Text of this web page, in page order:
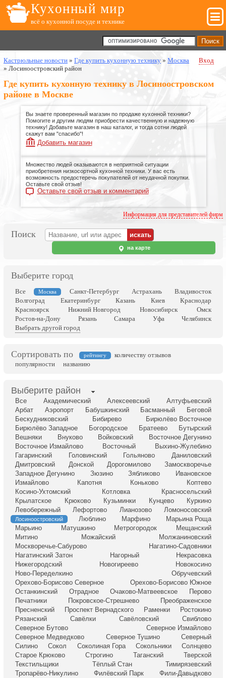
Кухонный мир
всё о кухонной посуде и технике
Кастрюльные новости » Где купить кухонную технику » Москва
» Лосиноостровский район
Вход
Где купить кухонную технику в Лосиноостровском
районе в Москве
Вы знаете проверенный магазин по продаже кухонной техники?
Помогите и другим людям приобрести качественную и надежную
технику! Добавьте магазин в наш каталог, и тогда сотни людей
скажут вам "спасибо"!
Добавить магазин
Множество людей оказываются в неприятной ситуации
приобретения низкосортной кухонной техники. У вас есть
возможность предостеречь покупателей от неудачной покупки.
Оставьте свой отзыв!
Оставьте свой отзыв и комментарий
Информация для представителей фирм
Поиск
на карте
Выберите город
Все Москва Санкт-Петербург Астрахань
Владивосток
Волгоград
Екатеринбург Казань Киев
Краснодар
Красноярск
Нижний Новгород Новосибирск
Омск
Ростов-на-Дону
Рязань Самара Уфа
Челябинск
Выбрать другой город
Сортировать по рейтингу
количеству отзывов
популярности
названию
Выберите район
Все Академический Алексеевский
Алтуфьевский
Арбат
Аэропорт Бабушкинский Басманный
Беговой
Бескудниковский
Бибирево
Бирюлёво Восточное
Бирюлёво Западное
Богородское Братеево
Бутырский
Вешняки
Внуково Войковский
Восточное Дегунино
Восточное Измайлово
Восточный
Выхино-Жулебино
Гагаринский
Головинский Гольяново
Даниловский
Дмитровский
Донской Дорогомилово
Замоскворечье
Западное Дегунино
Зюзино Зябликово
Ивановское
Измайлово
Капотня Коньково
Коптево
Косино-Ухтомский
Котловка
Красносельский
Крылатское
Крюково Кузьминки Кунцево
Куркино
Левобережный
Лефортово Лианозово Ломоносовский
Лосиноостровский Люблино Марфино
Марьина Роща
Марьино
Матушкино Метрогородок
Мещанский
Митино
Можайский
Молжаниновский
Москворечье-Сабурово
Нагатино-Садовники
Нагатинский Затон
Нагорный
Некрасовка
Нижегородский
Новогиреево
Новокосино
Ново-Переделкино
Обручевский
Орехово-Борисово Северное
Орехово-Борисово Южное
Останкинский
Отрадное Очаково-Матвеевское
Перово
Печатники
Покровское-Стрешнево
Преображенское
Пресненский
Проспект Вернадского Раменки
Ростокино
Рязанский
Савёлки Савёловский
Свиблово
Северное Бутово
Северное Измайлово
Северное Медведково
Северное Тушино
Северный
Силино
Сокол Соколиная Гора Сокольники
Солнцево
Старое Крюково
Строгино Таганский
Тверской
Текстильщики
Тёплый Стан
Тимирязевский
Тропарёво-Никулино
Филёвский Парк Фили-Давыдково